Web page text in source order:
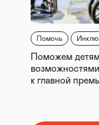
Помочь
Поможем
к главной